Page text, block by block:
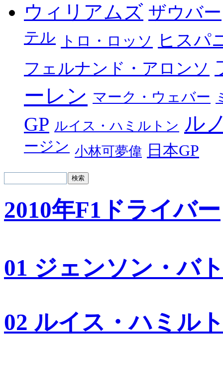
ウィリアムズ ザウバー
テル トロ・ロッソ ヒスパ
フェルナンド・アロンソ
ーレン マーク・ウェバー
GP ルイス・ハミルトン ル
ージン 小林可夢偉 日本GP
2010年F1ドライバー
01 ジェンソン・バ
02 ルイス・ハミル